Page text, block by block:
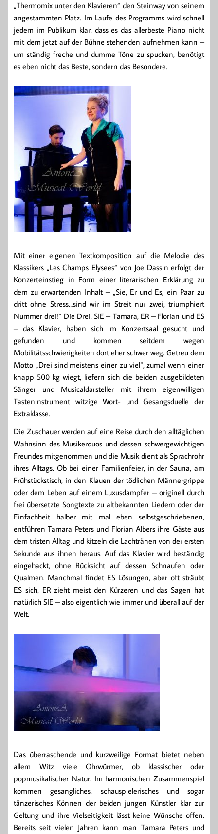
„Thermomix unter den Klavieren“ den Steinway von seinem
angestammten Platz. Im Laufe des Programms wird schnell
jedem im Publikum klar, dass es das allerbeste Piano nicht
mit dem jetzt auf der Bühne stehenden aufnehmen kann –
um ständig freche und dumme Töne zu spucken, benötigt
es eben nicht das Beste, sondern das Besondere.
Mit einer eigenen Textkomposition auf die Melodie des
Klassikers „Les Champs Elysees“ von Joe Dassin erfolgt der
Konzerteinstieg in Form einer literarischen Erklärung zu
dem zu erwartenden Inhalt – „Sie, Er und Es, ein Paar zu
dritt ohne Stress…sind wir im Streit nur zwei, triumphiert
Nummer drei!“ Die Drei, SIE – Tamara, ER – Florian und ES
– das Klavier, haben sich im Konzertsaal gesucht und
gefunden und kommen seitdem wegen
Mobilitätsschwierigkeiten dort eher schwer weg. Getreu dem
Motto „Drei sind meistens einer zu viel“, zumal wenn einer
knapp 500 kg wiegt, liefern sich die beiden ausgebildeten
Sänger und Musicaldarsteller mit ihrem eigenwilligen
Tasteninstrument witzige Wort- und Gesangsduelle der
Extraklasse.
Die Zuschauer werden auf eine Reise durch den alltäglichen
Wahnsinn des Musikerduos und dessen schwergewichtigen
Freundes mitgenommen und die Musik dient als Sprachrohr
ihres Alltags. Ob bei einer Familienfeier, in der Sauna, am
Frühstückstisch, in den Klauen der tödlichen Männergrippe
oder dem Leben auf einem Luxusdampfer – originell durch
frei übersetzte Songtexte zu altbekannten Liedern oder der
Einfachheit halber mit mal eben selbstgeschriebenen,
entführen Tamara Peters und Florian Albers ihre Gäste aus
dem tristen Alltag und kitzeln die Lachtränen von der ersten
Sekunde aus ihnen heraus. Auf das Klavier wird beständig
eingehackt, ohne Rücksicht auf dessen Schnaufen oder
Qualmen. Manchmal findet ES Lösungen, aber oft sträubt
ES sich, ER zieht meist den Kürzeren und das Sagen hat
natürlich SIE – also eigentlich wie immer und überall auf der
Welt.
Das überraschende und kurzweilige Format bietet neben
allem Witz viele Ohrwürmer, ob klassischer oder
popmusikalischer Natur. Im harmonischen Zusammenspiel
kommen gesangliches, schauspielerisches und sogar
tänzerisches Können der beiden jungen Künstler klar zur
Geltung und ihre Vielseitigkeit lässt keine Wünsche offen.
Bereits seit vielen Jahren kann man Tamara Peters und